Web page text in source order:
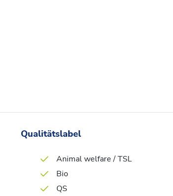
Qualitätslabel
Animal welfare / TSL
Bio
QS